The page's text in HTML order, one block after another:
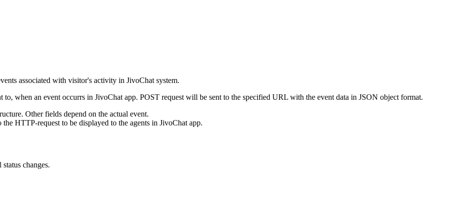
associated with visitor's activity in JivoChat system.
when an event occurrs in JivoChat app. POST request will be sent to the specified URL with the event data in JSON object format.
Other fields depend on the actual event.
HTTP-request to be displayed to the agents in JivoChat app.
changes.